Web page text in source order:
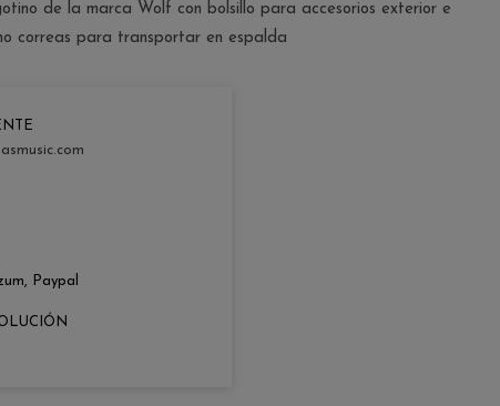
de la marca Wolf con bolsillo para accesorios exterior e
correas para transportar en espalda
Paypal